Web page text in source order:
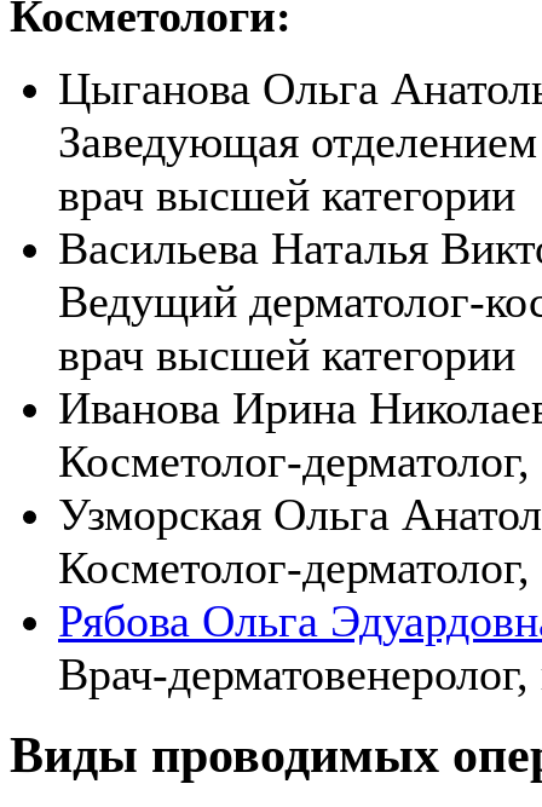
Косметологи:
Цыганова Ольга
Заведующая
врач высшей категории
Васильева Наталья
Ведущий дерматолог-
врач высшей категории
Иванова Ирина
Косметолог-
Узморская Ольга
Косметолог-
Рябова Ольга
Врач-
Виды проводимых